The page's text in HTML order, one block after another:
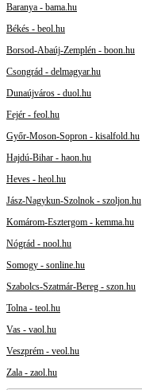
Baranya - bama.hu
Békés - beol.hu
Borsod-Abaúj-Zemplén - boon.hu
Csongrád - delmagyar.hu
Dunaújváros - duol.hu
Fejér - feol.hu
Győr-Moson-Sopron - kisalfold.hu
Hajdú-Bihar - haon.hu
Heves - heol.hu
Jász-Nagykun-Szolnok - szoljon.hu
Komárom-Esztergom - kemma.hu
Nógrád - nool.hu
Somogy - sonline.hu
Szabolcs-Szatmár-Bereg - szon.hu
Tolna - teol.hu
Vas - vaol.hu
Veszprém - veol.hu
Zala - zaol.hu